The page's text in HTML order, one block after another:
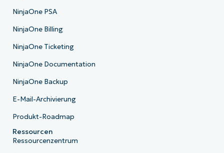
NinjaOne PSA
NinjaOne Billing
NinjaOne Ticketing
NinjaOne Documentation
NinjaOne Backup
E-Mail-Archivierung
Produkt-Roadmap
Ressourcen
Ressourcenzentrum